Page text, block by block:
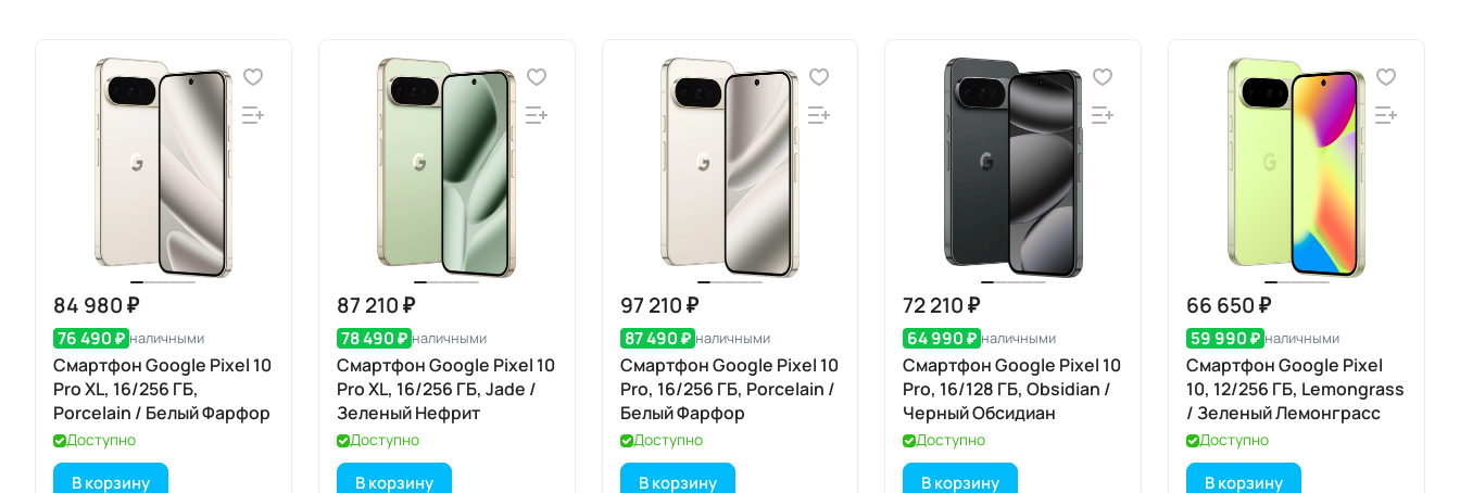
84 980 ₽
76 490 ₽ наличными
Смартфон Google Pixel 10
Pro XL, 16/256 ГБ,
Porcelain / Белый Фарфор
Доступно
В корзину
87 210 ₽
78 490 ₽ наличными
Смартфон Google Pixel 10
Pro XL, 16/256 ГБ, Jade /
Зеленый Нефрит
Доступно
В корзину
97 210 ₽
87 490 ₽ наличными
Смартфон Google Pixel 10
Pro, 16/256 ГБ, Porcelain /
Белый Фарфор
Доступно
В корзину
72 210 ₽
64 990 ₽ наличными
Смартфон Google Pixel 10
Pro, 16/128 ГБ, Obsidian /
Черный Обсидиан
Доступно
В корзину
66 650 ₽
59 990 ₽ наличными
Смартфон Google Pixel
10, 12/256 ГБ, Lemongrass
/ Зеленый Лемонграсс
Доступно
В корзину